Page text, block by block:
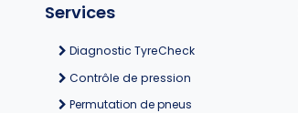
Services
Diagnostic TyreCheck
Contrôle de pression
Permutation de pneus